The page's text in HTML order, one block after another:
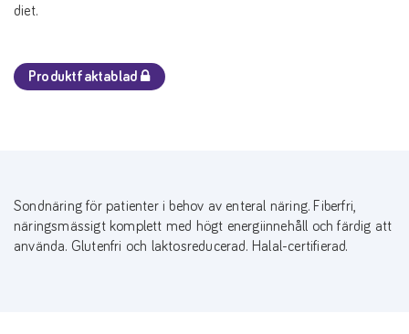
diet.
Produktfaktablad
Sondnäring för patienter i behov av enteral näring. Fiberfri,
näringsmässigt komplett med högt energiinnehåll och färdig att
använda. Glutenfri och laktosreducerad. Halal-certifierad.